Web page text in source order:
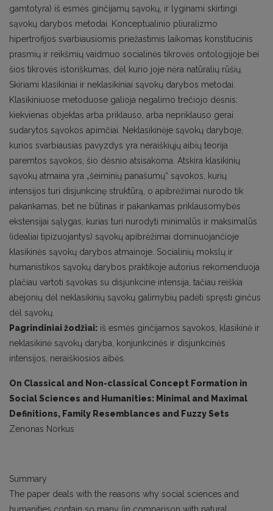
gamtotyra) iš esmės ginčijamų sąvokų, ir lyginami skirtingi
sąvokų darybos metodai. Konceptualinio pliuralizmo
hipertrofijos svarbiausiomis priežastimis laikomas konstitucinis
prasmių ir reikšmių vaidmuo socialinės tikrovės ontologijoje bei
šios tikrovės istoriškumas, dėl kurio joje nėra natūralių rūšių.
Skiriami klasikiniai ir neklasikiniai sąvokų darybos metodai.
Klasikiniuose metoduose galioja negalimo trečiojo dėsnis:
kiekvienas objektas arba priklauso, arba nepriklauso gerai
sudarytos sąvokos apimčiai. Neklasikinėje sąvokų daryboje,
kurios svarbiausias pavyzdys yra neraiškiųjų aibių teorija
paremtos sąvokos, šio dėsnio atsisakoma. Atskira klasikinių
sąvokų atmaina yra „šeiminių panašumų“ sąvokos, kurių
intensijos turi disjunkcinę struktūrą, o apibrėžimai nurodo tik
pakankamas, bet ne būtinas ir pakankamas priklausomybės
ekstensijai sąlygas, kurias turi nurodyti minimalūs ir maksimalūs
(idealiai tipizuojantys) sąvokų apibrėžimai dominuojančioje
klasikinės sąvokų darybos atmainoje. Socialinių mokslų ir
humanistikos sąvokų darybos praktikoje autorius rekomenduoja
plačiau vartoti sąvokas su disjunkcine intensija, tačiau reiškia
abejonių dėl neklasikinių sąvokų galimybių padėti spręsti ginčus
dėl sąvokų.
Pagrindiniai žodžiai: iš esmės ginčijamos sąvokos, klasikinė ir
neklasikinė sąvokų daryba, konjunkcinės ir disjunkcinės
intensijos, neraiškiosios aibės.
On Classical and Non-classical Concept Formation in
Social Sciences and Humanities: Minimal and Maximal
Definitions, Family Resemblances and Fuzzy Sets
Zenonas Norkus
Summary
The paper deals with the reasons why social sciences and